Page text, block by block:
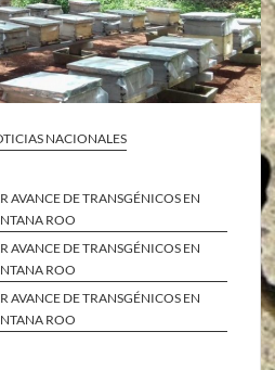
NACIONALES
AVANCE DE TRANSGÉNICOS EN
ROO
AVANCE DE TRANSGÉNICOS EN
ROO
AVANCE DE TRANSGÉNICOS EN
ROO